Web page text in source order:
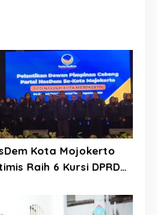
Kota Mojokerto
Raih 6 Kursi DPRD
DPC